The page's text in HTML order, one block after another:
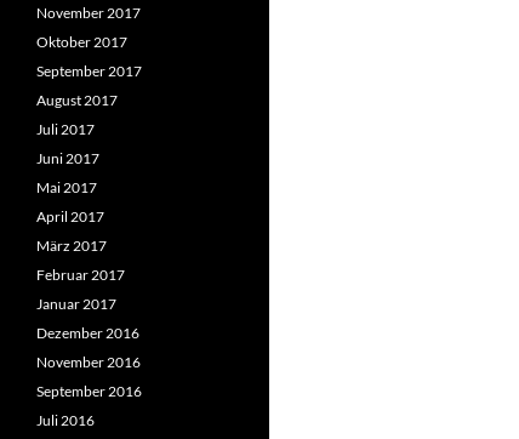
November 2017
Oktober 2017
September 2017
August 2017
Juli 2017
Juni 2017
Mai 2017
April 2017
März 2017
Februar 2017
Januar 2017
Dezember 2016
November 2016
September 2016
Juli 2016